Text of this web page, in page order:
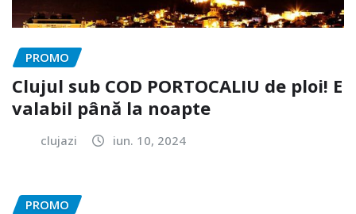
PROMO
Clujul sub COD PORTOCALIU de ploi! E
valabil până la noapte
clujazi iun. 10, 2024
PROMO